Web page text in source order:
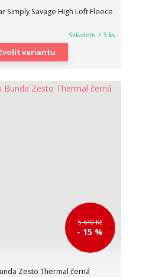
Simply Savage High Loft Fleece
Skladem > 3 ks
variantu
5 610 Kč
- 15 %
Zesto Thermal černá